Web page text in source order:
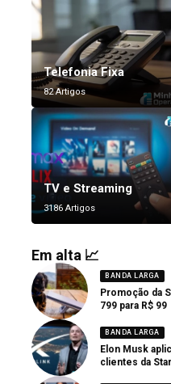
Telefonia Fixa
82 Artigos
TV e Streaming
3186 Artigos
Em alta 📈
BANDA LARGA
Promoção da
799 para R$ 99
BANDA LARGA
Elon Musk
clientes da